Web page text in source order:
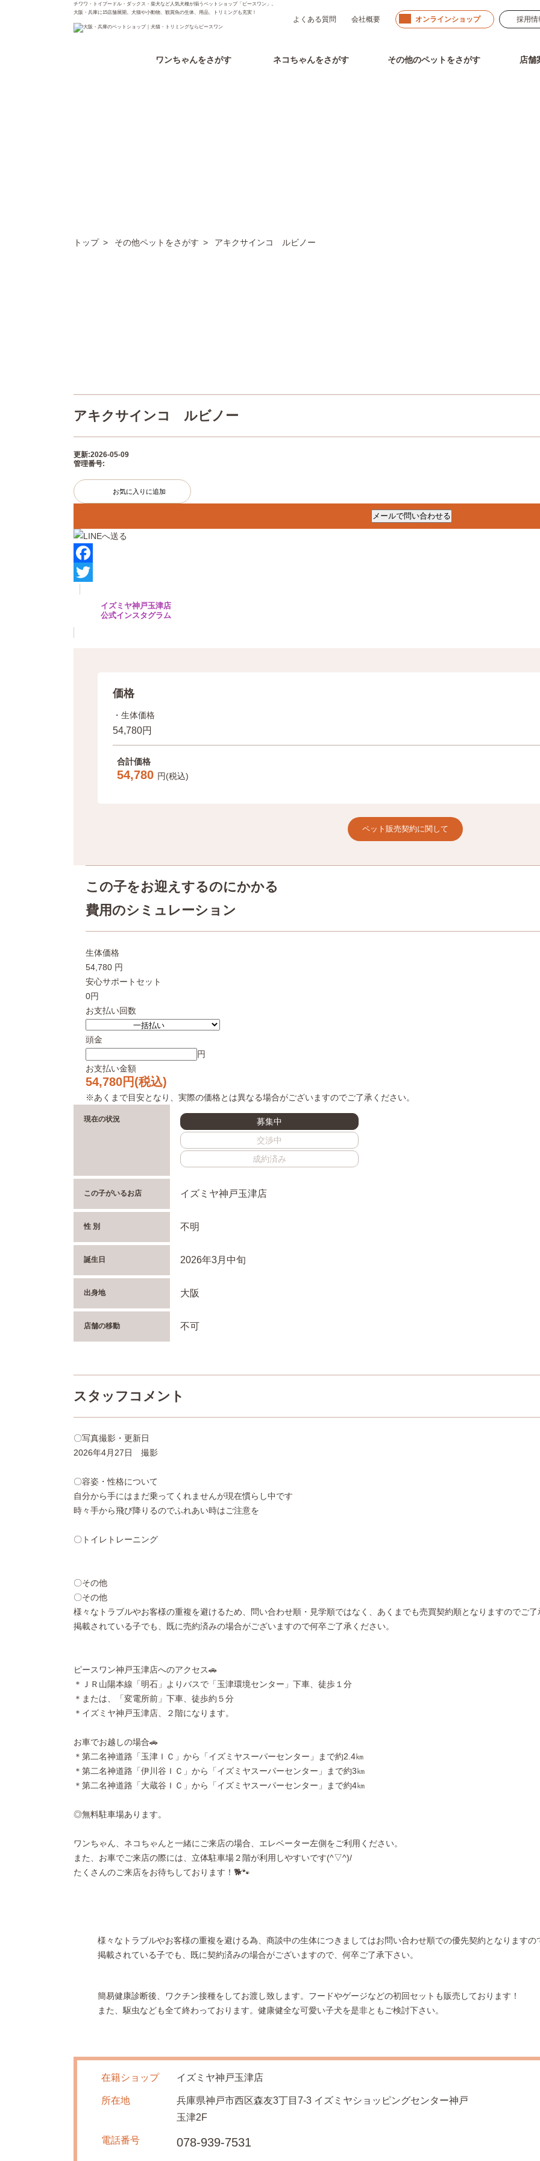
チワワ・トイプードル・ダックス・柴犬など人気犬種が揃うペットショップ「ピースワン」。
大阪・兵庫に15店舗展開。犬猫や小動物、観賞魚の生体、用品、トリミングも充実！
よくある質問 会社概要 オンラインショップ 採用情
ワンちゃんをさがす ネコちゃんをさがす その他のペットをさがす 店舗
トップ その他ペットをさがす アキクサインコ ルビノー
アキクサインコ ルビノー
更新:2026-05-09
管理番号:
お気に入りに追加
F
ei
イズミヤ神戸玉津店
公式インスタグラム
価格
・生体価格
54,780円
合計価格
54,780 円(税込)
ペット販売契約に関して
この子をお迎えするのにかかる
費用のシミュレーション
生体価格
54,780 円
安心サポートセット
0円
お支払い回数
頭金
円
お支払い金額
54,780円(税込)
※あくまで目安となり、実際の価格とは異なる場合がございますのでご了承ください。
現在の状況
募集中
交渉中
成約済み
この子がいるお店 イズミヤ神戸玉津店
性 別 不明
誕生日 2026年3月中旬
出身地 大阪
店舗の移動 不可
スタッフコメント
〇写真撮影・更新日
2026年4月27日 撮影
〇容姿・性格について
自分から手にはまだ乗ってくれませんが現在慣らし中です
時々手から飛び降りるのでふれあい時はご注意を
〇トイレトレーニング
〇その他
〇その他
様々なトラブルやお客様の重複を避けるため、問い合わせ順・見学順ではなく、あくまでも売買契約順となりますのでご了
掲載されている子でも、既に売約済みの場合がございますので何卒ご了承ください。
ピースワン神戸玉津店へのアクセス🚗
＊ＪＲ山陽本線「明石」よりバスで「玉津環境センター」下車、徒歩１分
＊または、「変電所前」下車、徒歩約５分
＊イズミヤ神戸玉津店、２階になります。
お車でお越しの場合🚗
＊第二名神道路「玉津ＩＣ」から「イズミヤスーパーセンター」まで約2.4㎞
＊第二名神道路「伊川谷ＩＣ」から「イズミヤスーパーセンター」まで約3㎞
＊第二名神道路「大蔵谷ＩＣ」から「イズミヤスーパーセンター」まで約4㎞
◎無料駐車場あります。
ワンちゃん、ネコちゃんと一緒にご来店の場合、エレベーター左側をご利用ください。
また、お車でご来店の際には、立体駐車場２階が利用しやすいです(^▽^)/
たくさんのご来店をお待ちしております！🐕🐾
様々なトラブルやお客様の重複を避ける為、商談中の生体につきましてはお問い合わせ順での優先契約となりますの
掲載されている子でも、既に契約済みの場合がございますので、何卒ご了承下さい。
簡易健康診断後、ワクチン接種をしてお渡し致します。フードやゲージなどの初回セットも販売しております！
また、駆虫なども全て終わっております。健康健全な可愛い子犬を是非ともご検討下さい。
在籍ショップ イズミヤ神戸玉津店
所在地
兵庫県神戸市西区森友3丁目7-3 イズミヤショッピングセンター神戸
玉津2F
電話番号 078-939-7531